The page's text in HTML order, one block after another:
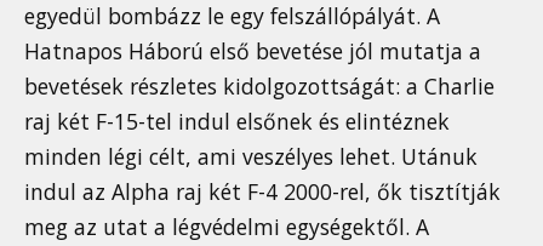
egyedül bombázz le egy felszállópályát. A
Hatnapos Háború első bevetése jól mutatja a
bevetések részletes kidolgozottságát: a Charlie
raj két F-15-tel indul elsőnek és elintéznek
minden légi célt, ami veszélyes lehet. Utánuk
indul az Alpha raj két F-4 2000-rel, ők tisztítják
meg az utat a légvédelmi egységektől. A